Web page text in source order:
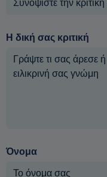
Η δική σας κριτική
Όνομα